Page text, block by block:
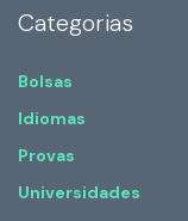
Categorias
Bolsas
Idiomas
Provas
Universidades